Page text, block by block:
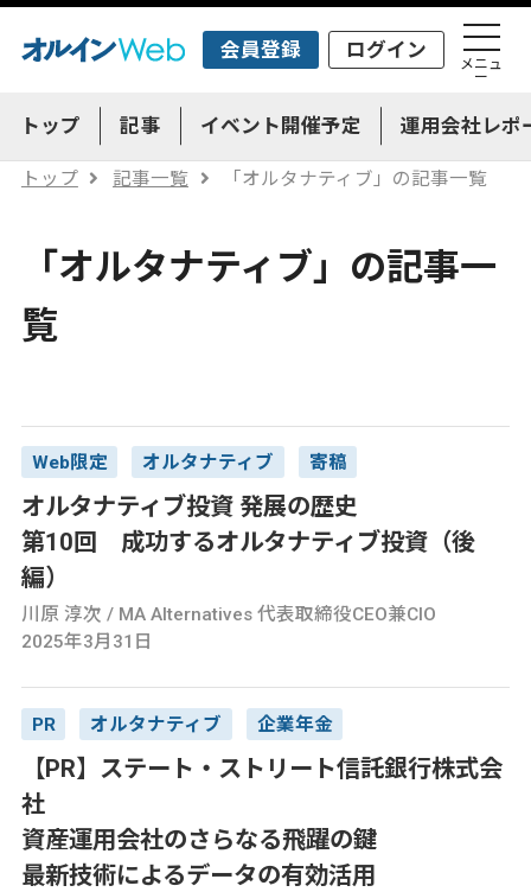
会員登録 ログイン
メニュ
ー
トップ 記事 イベント開催予定 運用会社レポ
トップ 記事一覧 「オルタナティブ」の記事一覧
「オルタナティブ」の記事一
覧
Web限定 オルタナティブ 寄稿
オルタナティブ投資 発展の歴史
第10回 成功するオルタナティブ投資（後
編）
川原 淳次 / MA Alternatives 代表取締役CEO兼CIO
2025年3月31日
PR オルタナティブ 企業年金
【PR】ステート・ストリート信託銀行株式会
社
資産運用会社のさらなる飛躍の鍵
最新技術によるデータの有効活用